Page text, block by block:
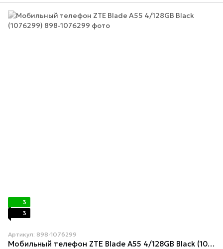
3
3
Артикул: 898-1076299
Мобильный телефон ZTE Blade A55 4/128GB Black (1076299)